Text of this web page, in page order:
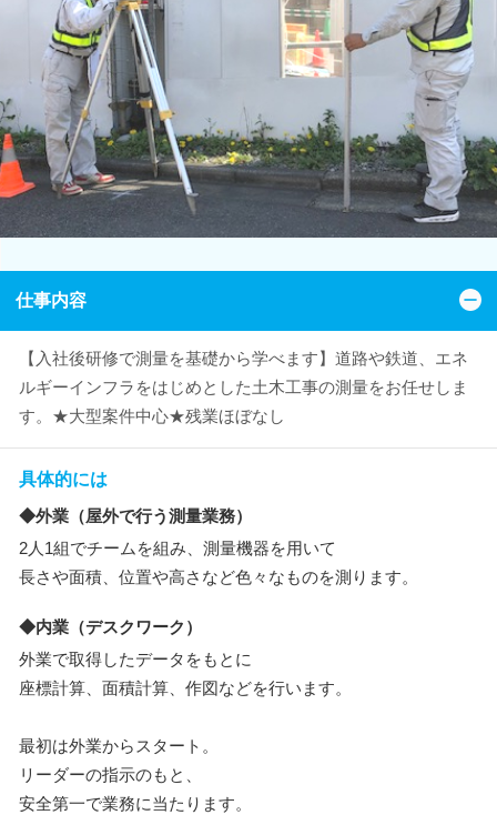
仕事内容
【入社後研修で測量を基礎から学べます】道路や鉄道、エネ
ルギーインフラをはじめとした土木工事の測量をお任せしま
す。★大型案件中心★残業ほぼなし
具体的には
◆外業（屋外で行う測量業務）
2人1組でチームを組み、測量機器を用いて
長さや面積、位置や高さなど色々なものを測ります。
◆内業（デスクワーク）
外業で取得したデータをもとに
座標計算、面積計算、作図などを行います。
最初は外業からスタート。
リーダーの指示のもと、
安全第一で業務に当たります。